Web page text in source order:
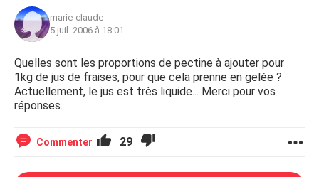
marie-claude
5 juil. 2006 à 18:01
Quelles sont les proportions de pectine à ajouter pour
1kg de jus de fraises, pour que cela prenne en gelée ?
Actuellement, le jus est très liquide... Merci pour vos
réponses.
Commenter 29